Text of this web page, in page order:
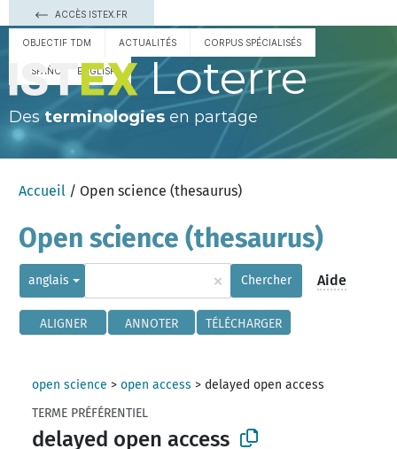
ACCÈS ISTEX.FR
OBJECTIF TDM ACTUALITÉS CORPUS SPÉCIALISÉS
ESPAÑOL ENGLISH Loterre
Des terminologies en partage
Accueil / Open science (thesaurus)
Open science (thesaurus)
anglais × Chercher Aide
ALIGNER ANNOTER TÉLÉCHARGER
open science >open access > delayed open access
TERME PRÉFÉRENTIEL
delayed open access